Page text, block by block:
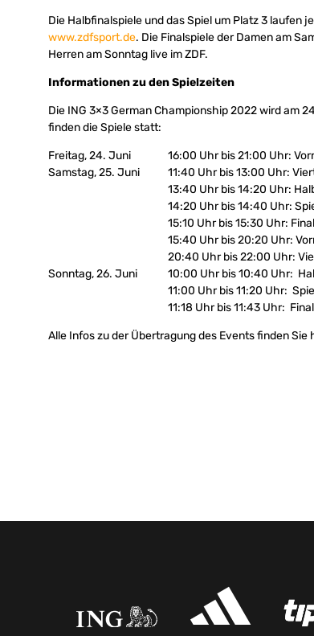
Die Halbfinalspiele und das Spiel um Platz 3 laufen
www.zdfsport.de. Die Finalspiele der Damen am
Herren am Sonntag live im ZDF.
Informationen zu den Spielzeiten
Die ING 3×3 German Championship 2022 wird am
finden die Spiele statt:
Freitag, 24. Juni
16:00 Uhr bis 21:00 Uhr:
Samstag, 25. Juni
11:40 Uhr bis 13:00 Uhr:
13:40 Uhr bis 14:20 Uhr:
14:20 Uhr bis 14:40 Uhr:
15:10 Uhr bis 15:30 Uhr:
15:40 Uhr bis 20:20 Uhr:
20:40 Uhr bis 22:00 Uhr:
Sonntag, 26. Juni
10:00 Uhr bis 10:40 Uhr:
11:00 Uhr bis 11:20 Uhr:
11:18 Uhr bis 11:43 Uhr:
Alle Infos zu der Übertragung des Events finden Sie